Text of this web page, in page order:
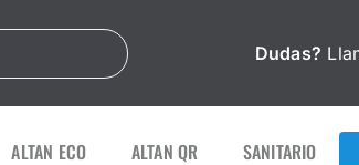
Dudas?
ALTAN ECO ALTAN QR SANITARIO